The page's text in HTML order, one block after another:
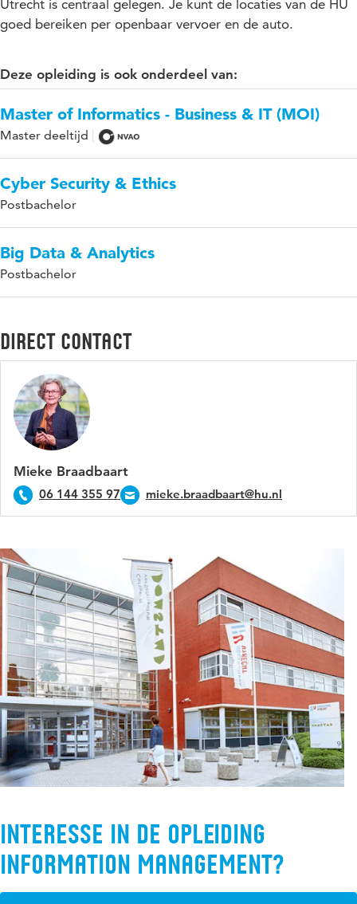
Utrecht is centraal gelegen. Je kunt de locaties van de HU
goed bereiken per openbaar vervoer en de auto.
Deze opleiding is ook onderdeel van:
Master of Informatics - Business & IT (MOI)
Master deeltijd
Cyber Security & Ethics
Postbachelor
Big Data & Analytics
Postbachelor
Direct contact
Mieke Braadbaart
06 144 355 97 mieke.braadbaart@hu.nl
Interesse in de opleiding
Information Management?